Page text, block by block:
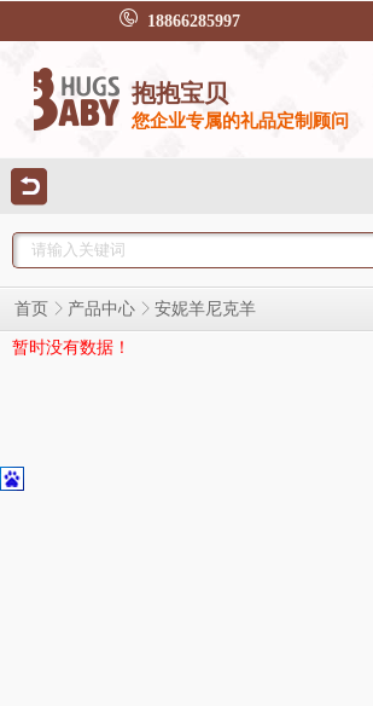
18866285997
抱抱宝贝
您企业专属的礼品定制顾问
首页 产品中心 安妮羊尼克羊
暂时没有数据！